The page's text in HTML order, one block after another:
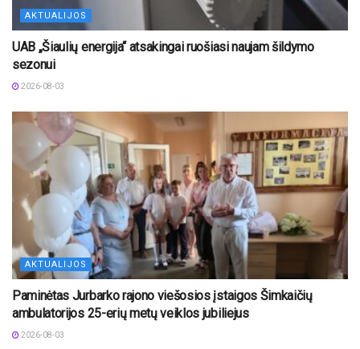
AKTUALIJOS
UAB „Šiaulių energija“ atsakingai ruošiasi naujam šildymo
sezonui
2026-08-03
AKTUALIJOS
Paminėtas Jurbarko rajono viešosios įstaigos Šimkaičių
ambulatorijos 25-erių metų veiklos jubiliejus
2026-08-03